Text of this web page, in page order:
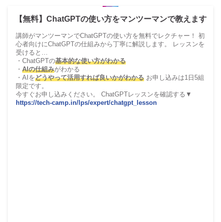
【無料】ChatGPTの使い方をマンツーマンで教えます
講師がマンツーマンでChatGPTの使い方を無料でレクチャー！ 初
心者向けにChatGPTの仕組みから丁寧に解説します。 レッスンを
受けると…
・ChatGPTの基本的な使い方がわかる
・ AIの仕組みがわかる
・AIをどうやって活用すれば良いかがわかる お申し込みは1日5組
限定です。
今すぐお申し込みください。 ChatGPTレッスンを確認する▼
https://tech-camp.in/lps/expert/chatgpt_lesson